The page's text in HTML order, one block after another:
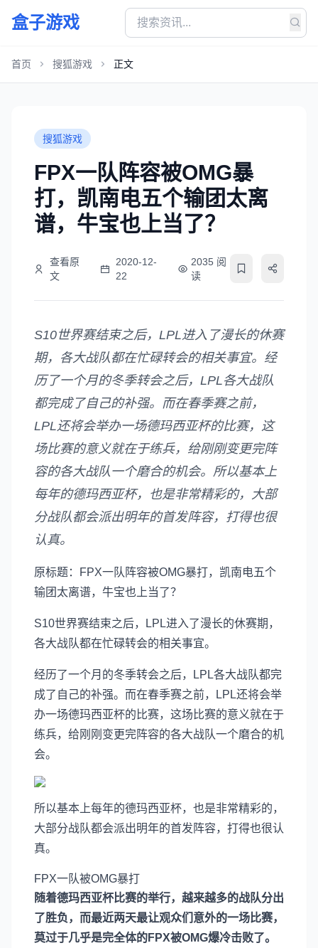
盒子游戏
首页 搜狐游戏 正文
搜狐游戏
FPX一队阵容被OMG暴
打，凯南电五个输团太离
谱，牛宝也上当了？
查看原
文
2020-12-
22
2035 阅
读
S10世界赛结束之后，LPL进入了漫长的休赛
期，各大战队都在忙碌转会的相关事宜。经
历了一个月的冬季转会之后，LPL各大战队
都完成了自己的补强。而在春季赛之前，
LPL还将会举办一场德玛西亚杯的比赛，这
场比赛的意义就在于练兵，给刚刚变更完阵
容的各大战队一个磨合的机会。所以基本上
每年的德玛西亚杯，也是非常精彩的，大部
分战队都会派出明年的首发阵容，打得也很
认真。
原标题：FPX一队阵容被OMG暴打，凯南电五个
输团太离谱，牛宝也上当了？
S10世界赛结束之后，LPL进入了漫长的休赛期，
各大战队都在忙碌转会的相关事宜。
经历了一个月的冬季转会之后，LPL各大战队都完
成了自己的补强。而在春季赛之前，LPL还将会举
办一场德玛西亚杯的比赛，这场比赛的意义就在于
练兵，给刚刚变更完阵容的各大战队一个磨合的机
会。
所以基本上每年的德玛西亚杯，也是非常精彩的，
大部分战队都会派出明年的首发阵容，打得也很认
真。
FPX一队被OMG暴打
随着德玛西亚杯比赛的举行，越来越多的战队分出
了胜负，而最近两天最让观众们意外的一场比赛，
莫过于几乎是完全体的FPX被OMG爆冷击败了。